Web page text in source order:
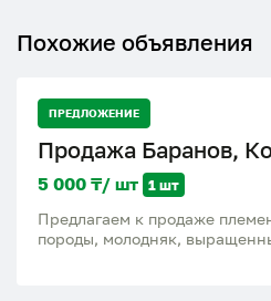
Похожие объявления
ПРЕДЛОЖЕНИЕ
Продажа Баранов,
5 000 ₸/ шт 1 шт
Предлагаем к продаже племенной скот Едильбайской
породы, молодняк,